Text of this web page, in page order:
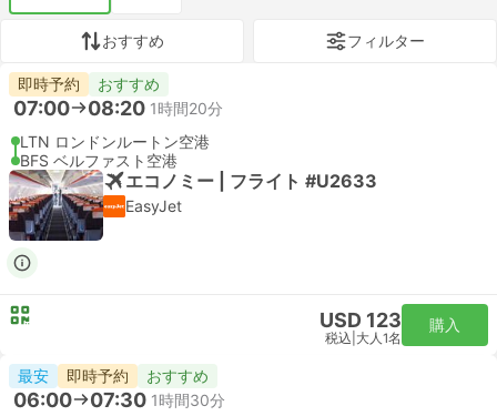
おすすめ フィルター
即時予約 おすすめ
07:00 08:20 1時間20分
LTN ロンドンルートン空港
BFS ベルファスト空港
エコノミー | フライト #U2633
EasyJet
USD 123
税込 大人1名
購入
最安 即時予約 おすすめ
06:00 07:30 1時間30分